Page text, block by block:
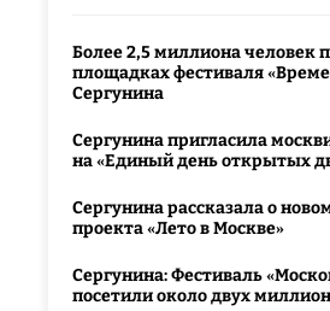
Более 2,5 миллиона человек
площадках фестиваля
Сергунина
Сергунина пригласила
на «Единый день открытых
Сергунина рассказала о
проекта «Лето в Москве»
Сергунина: Фестиваль
посетили около двух